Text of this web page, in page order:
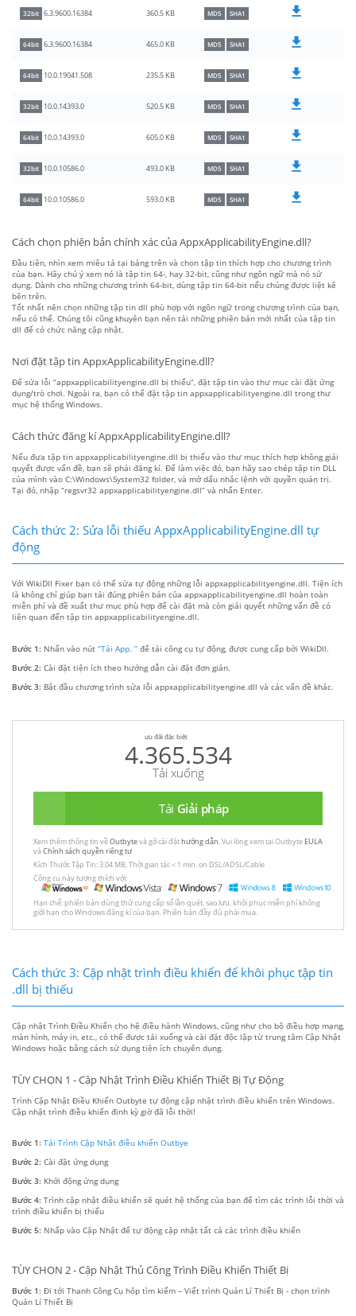
32bit 6.3.9600.16384 360.5 KB MD5 SHA1
64bit 6.3.9600.16384 465.0 KB MD5 SHA1
64bit 10.0.19041.508 235.5 KB MD5 SHA1
32bit 10.0.14393.0 520.5 KB MD5 SHA1
64bit 10.0.14393.0 605.0 KB MD5 SHA1
32bit 10.0.10586.0 493.0 KB MD5 SHA1
64bit 10.0.10586.0 593.0 KB MD5 SHA1
Cách chọn phiên bản chính xác của AppxApplicabilityEngine.dll?
Đầu tiên, nhìn xem miêu tả tại bảng trên và chọn tập tin thích hợp cho chương trình
của bạn. Hãy chú ý xem nó là tập tin 64-, hay 32-bit, cũng như ngôn ngữ mà nó sử
dụng. Dành cho những chương trình 64-bit, dùng tập tin 64-bit nếu chúng được liệt kê
bên trên.
Tốt nhất nên chọn những tập tin dll phù hợp với ngôn ngữ trong chương trình của bạn,
nếu có thể. Chúng tôi cũng khuyên bạn nên tải những phiên bản mới nhất của tập tin
dll để có chức năng cập nhật.
Nơi đặt tập tin AppxApplicabilityEngine.dll?
Để sửa lỗi “appxapplicabilityengine.dll bị thiếu”, đặt tập tin vào thư mục cài đặt ứng
dụng/trò chơi. Ngoài ra, bạn có thể đặt tập tin appxapplicabilityengine.dll trong thư
mục hệ thống Windows.
Cách thức đăng kí AppxApplicabilityEngine.dll?
Nếu đưa tập tin appxapplicabilityengine.dll bị thiếu vào thư mục thích hợp không giải
quyết được vấn đề, bạn sẽ phải đăng kí. Để làm việc đó, bạn hãy sao chép tập tin DLL
của mình vào C:\Windows\System32 folder, và mở dấu nhắc lệnh với quyền quản trị.
Tại đó, nhập “regsvr32 appxapplicabilityengine.dll” và nhấn Enter.
Cách thức 2: Sửa lỗi thiếu AppxApplicabilityEngine.dll tự
động
Với WikiDll Fixer bạn có thể sửa tự động những lỗi appxapplicabilityengine.dll. Tiện ích
là không chỉ giúp bạn tải đúng phiên bản của appxapplicabilityengine.dll hoàn toàn
miễn phí và đề xuất thư mục phù hợp để cài đặt mà còn giải quyết những vấn đề có
liên quan đến tập tin appxapplicabilityengine.dll.
Bước 1: Nhấn vào nút “Tải App. ” để tải công cụ tự động, được cung cấp bởi WikiDll.
Bước 2: Cài đặt tiện ích theo hướng dẫn cài đặt đơn giản.
Bước 3: Bắt đầu chương trình sửa lỗi appxapplicabilityengine.dll và các vấn đề khác.
ưu đãi đặc biệt
4.365.534
Tải xuống
Tải Giải pháp
Xem thêm thông tin vềOutbytevà gỡ cài đặthướng dẫn. Vui lòng xem tại Outbyte EULA
vàChính sách quyền riêng tư
Kích Thước Tập Tin: 3.04 MB, Thời gian tải: < 1 min. on DSL/ADSL/Cable
Công cụ này tương thích với:
Hạn chế: phiên bản dùng thử cung cấp số lần quét, sao lưu, khôi phục miễn phí không
giới hạn cho Windows đăng kí của bạn. Phiên bản đầy đủ phải mua.
Cách thức 3: Cập nhật trình điều khiển để khôi phục tập tin
.dll bị thiếu
Cập nhật Trình Điều Khiển cho hệ điều hành Windows, cũng như cho bộ điều hợp mạng,
màn hình, máy in, etc., có thể được tải xuống và cài đặt độc lập từ trung tâm Cập Nhật
Windows hoặc bằng cách sử dụng tiện ích chuyên dụng.
TÙY CHỌN 1 - Cập Nhật Trình Điều Khiển Thiết Bị Tự Động
Trình Cập Nhật Điều Khiển Outbyte tự động cập nhật trình điều khiển trên Windows.
Cập nhật trình điều khiển định kỳ giờ đã lỗi thời!
Bước 1: Tải Trình Cập Nhật điều khiển Outbye
Bước 2: Cài đặt ứng dụng
Bước 3: Khởi động ứng dụng
Bước 4: Trình cập nhật điều khiển sẽ quét hệ thống của bạn để tìm các trình lỗi thời và
trình điều khiển bị thiếu
Bước 5: Nhấp vào Cập Nhật để tự động cập nhật tất cả các trình điều khiển
TÙY CHỌN 2 - Cập Nhật Thủ Công Trình Điều Khiển Thiết Bị
Bước 1: Đi tới Thanh Công Cụ hộp tìm kiếm – Viết trình Quản Lí Thiết Bị - chọn trình
Quản Lí Thiết Bị